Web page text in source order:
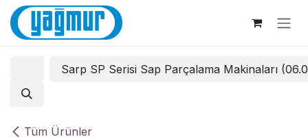
İçereği Atla
Tüm Ürünler
Sarp SP Serisi Sap Parçalama Makinaları